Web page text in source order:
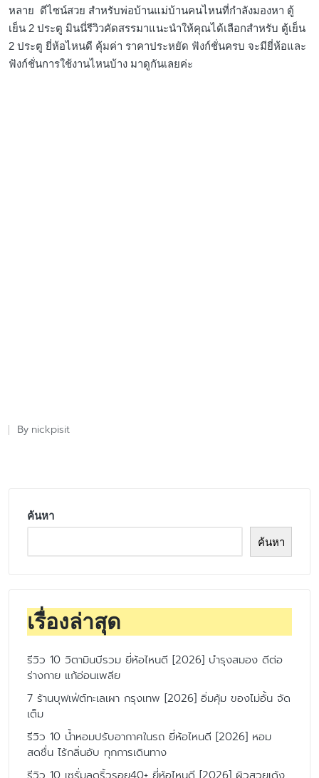
หลาย ดีไซน์สวย สำหรับพ่อบ้านแม่บ้านคนไหนที่กำลังมองหา ตู้
เย็น 2 ประตู มินนี่รีวิวคัดสรรมาแนะนำให้คุณได้เลือกสำหรับ ตู้เย็น
2 ประตู ยี่ห้อไหนดี คุ้มค่า ราคาประหยัด ฟังก์ชั่นครบ จะมียี่ห้อและ
ฟังก์ชั่นการใช้งานไหนบ้าง มาดูกันเลยค่ะ
Posted
By nickpisit
ค้นหา
ค้นหา
เรื่องล่าสุด
รีวิว 10 วิตามินบีรวม ยี่ห้อไหนดี [2026] บำรุงสมอง ดีต่อ
ร่างกาย แก้อ่อนเพลีย
7 ร้านบุฟเฟ่ต์ทะเลเผา กรุงเทพ [2026] อิ่มคุ้ม ของไม่อั้น จัด
เต็ม
รีวิว 10 น้ำหอมปรับอากาศในรถ ยี่ห้อไหนดี [2026] หอม
สดชื่น ไร้กลิ่นอับ ทุกการเดินทาง